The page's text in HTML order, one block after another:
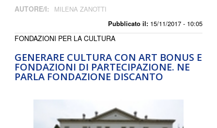
Pubblicato il: 15/11/2017 - 10:05
AUTORE/I: MILENA ZANOTTI
GENERARE CULTURA CON ART BONUS E
FONDAZIONI DI PARTECIPAZIONE. NE
PARLA FONDAZIONE DISCANTO
FONDAZIONI PER LA CULTURA